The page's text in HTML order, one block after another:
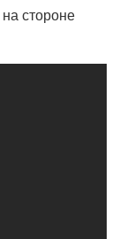
стороне